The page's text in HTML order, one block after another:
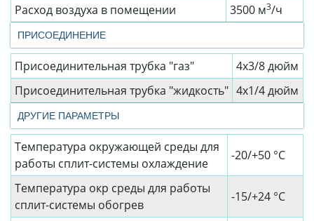
Расход воздуха в помещении 3500 м3/ч
ПРИСОЕДИНЕНИЕ
Присоединительная трубка "газ"
4x3/8 дюйм
Присоединительная трубка "жидкость" 4x1/4 дюйм
ДРУГИЕ ПАРАМЕТРЫ
Температура окружающей среды для
работы сплит-системы охлаждение
-20/+50 °C
Температура окр среды для работы
сплит-системы обогрев
-15/+24 °C